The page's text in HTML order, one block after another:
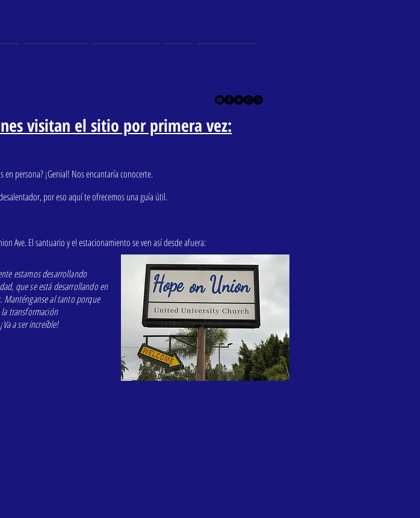
visitan el sitio por primera vez:
en persona? ¡Genial! Nos encantaría conocerte.
por eso aquí te ofrecemos una guía útil.
Ave. El santuario y el estacionamiento se ven así desde afuera:
estamos desarrollando
que se está desarrollando en
Manténganse al tanto porque
la transformación
¡Va a ser increíble!